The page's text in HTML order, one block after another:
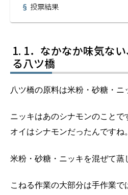
投票結果
1．なかなか味気な
る八ツ橋
八ツ橋の原料は米粉・砂糖・ニ
ニッキはあのシナモンのことで
オイはシナモンだったんですね。
米粉・砂糖・ニッキを混ぜて蒸
こねる作業の大部分は手作業で